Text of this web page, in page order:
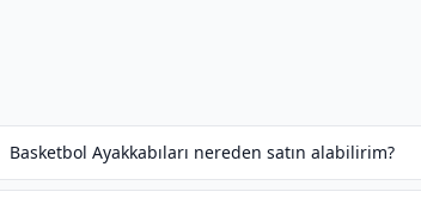
Basketbol Ayakkabıları nereden satın alabilirim?